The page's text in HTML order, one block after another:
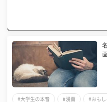
#大学生の本音 #漫画 #おもし